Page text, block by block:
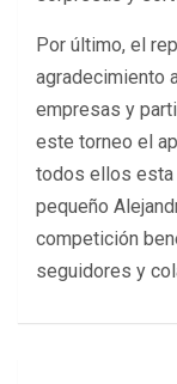
Por último, el
agradecimiento
empresas y
este torneo el
todos ellos esta
pequeño
competición
seguidores y